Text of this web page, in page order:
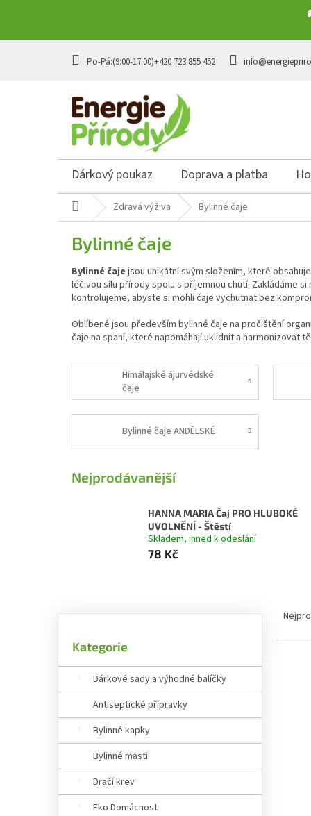
+420 723 855 452
Dárkový poukaz Doprava a platba
Domů Zdravá výživa Bylinné čaje
Bylinné čaje
Bylinné čaje jsou unikátní svým složením, které
léčivou sílu přírody spolu s příjemnou chutí. Zakládáme
kontrolujeme, abyste si mohli čaje vychutnat bez
Oblíbené jsou především bylinné čaje na pročištění
čaje na spaní, které napomáhají uklidnit a harmonizovat
Himálajské ájurvédské
čaje
Bylinné čaje ANDĚLSKÉ
Nejprodávanější
HANNA MARIA Čaj PRO HLUBOKÉ
UVOLNĚNÍ - Štěstí
Skladem, ihned k odeslání
78 Kč
Kategorie
Dárkové sady a výhodné balíčky
Antiseptické přípravky
Bylinné kapky
Bylinné masti
Dračí krev
Eko Domácnost